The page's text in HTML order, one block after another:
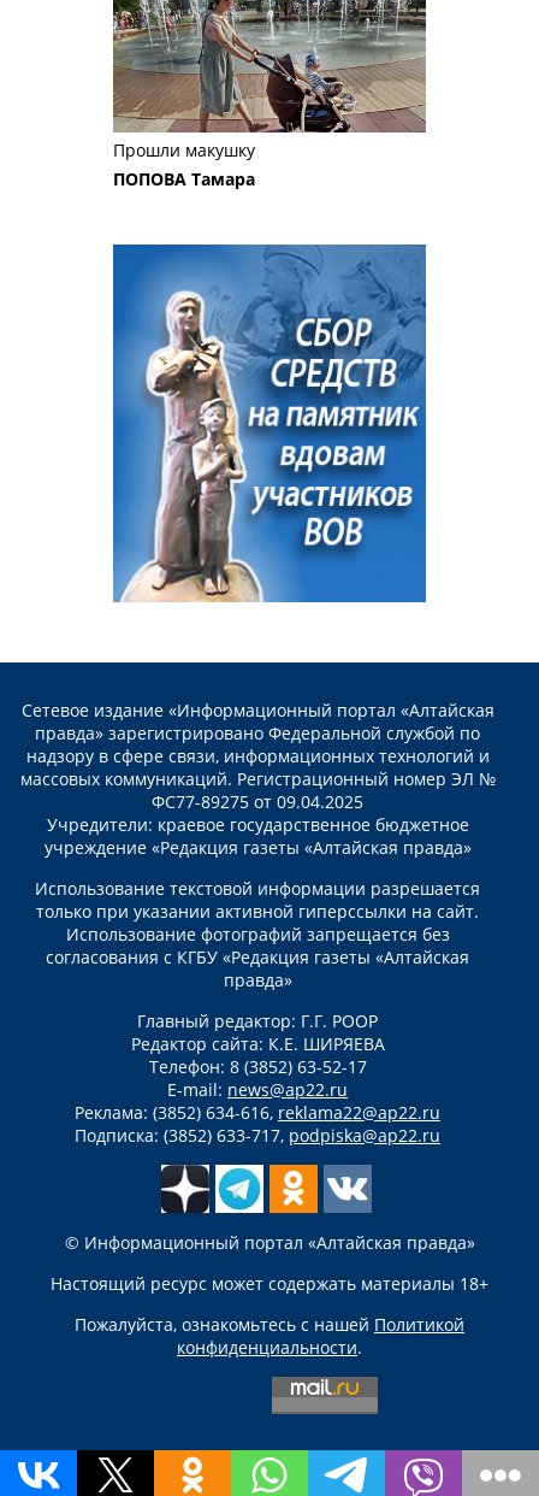
Прошли макушку
ПОПОВА Тамара
Сетевое издание «Информационный портал «Алтайская
правда» зарегистрировано Федеральной службой по
надзору в сфере связи, информационных технологий и
массовых коммуникаций. Регистрационный номер ЭЛ №
ФС77-89275 от 09.04.2025
Учредители: краевое государственное бюджетное
учреждение «Редакция газеты «Алтайская правда»
Использование текстовой информации разрешается
только при указании активной гиперссылки на сайт.
Использование фотографий запрещается без
согласования с КГБУ «Редакция газеты «Алтайская
правда»
Главный редактор: Г.Г. РООР
Редактор сайта: К.Е. ШИРЯЕВА
Телефон: 8 (3852) 63-52-17
E-mail: news@ap22.ru
Реклама: (3852) 634-616, reklama22@ap22.ru
Подписка: (3852) 633-717, podpiska@ap22.ru
© Информационный портал «Алтайская правда»
Настоящий ресурс может содержать материалы 18+
Пожалуйста, ознакомьтесь с нашей Политикой
конфиденциальности.